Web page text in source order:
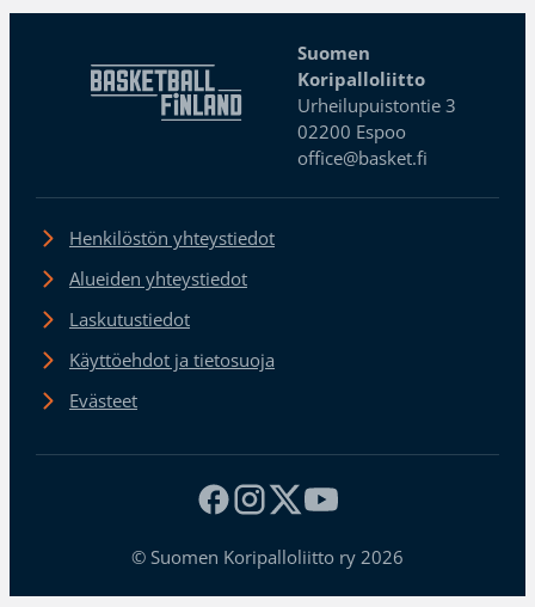
Suomen
Koripalloliitto
Urheilupuistontie 3
02200 Espoo
office@basket.fi
Henkilöstön yhteystiedot
Alueiden yhteystiedot
Laskutustiedot
Käyttöehdot ja tietosuoja
Evästeet
© Suomen Koripalloliitto ry 2026